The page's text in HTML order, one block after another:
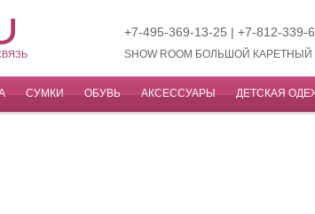
+7-495-369-13-25 | +7-812-339-
SHOW ROOM БОЛЬШОЙ КАРЕТНЫЙ
СУМКИ ОБУВЬ АКСЕССУАРЫ ДЕТСКАЯ